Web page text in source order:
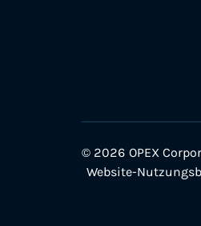
© 2026 OPEX
Website-